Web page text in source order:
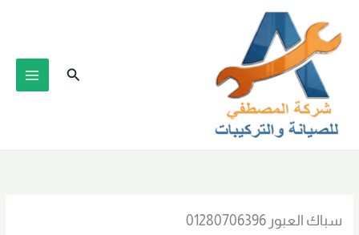
المحتوى
البحث
سباك العبور 01280706396